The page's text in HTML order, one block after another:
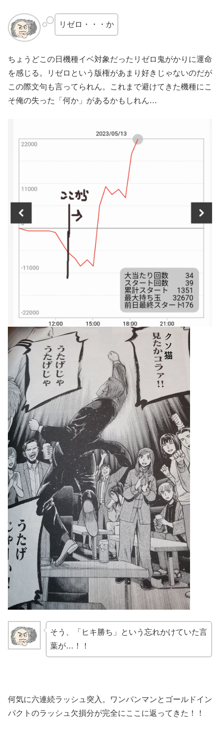
リゼロ・・・か
ちょうどこの日機種イベ対象だったリゼロ鬼がかりに運命
を感じる。リゼロという版権があまり好きじゃないのだが
この際文句も言ってられん。これまで避けてきた機種にこ
そ俺の失った「何か」があるかもしれん…
そう、「ヒキ勝ち」という忘れかけていた言
葉が…！！
何気に六連続ラッシュ突入。ワンパンマンとゴールドイン
パクトのラッシュ欠損分が完全にここに返ってきた！！